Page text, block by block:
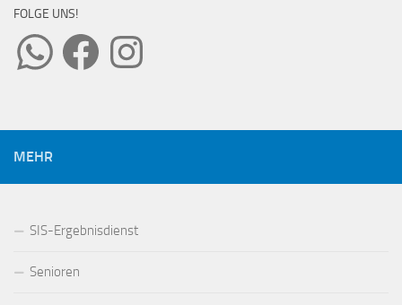
FOLGE UNS!
WhatsAppFacebook Instagram
MEHR
SIS-Ergebnisdienst
Senioren